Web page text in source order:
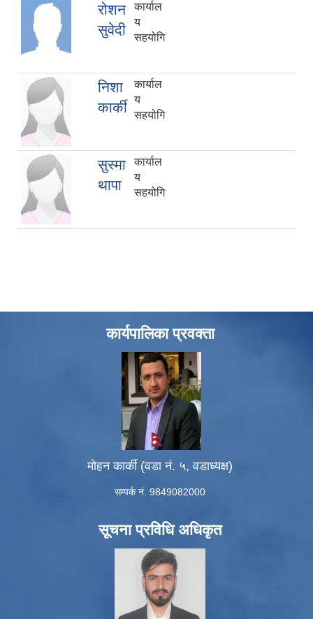
रोशन
सुवेदी
कार्याल
य
सहयोगि
निशा
कार्की
कार्याल
य
सहयोगि
सुस्मा
थापा
कार्याल
य
सहयोगि
कार्यपालिका प्रवक्ता
मोहन कार्की (वडा नं. ५, वडाध्यक्ष)
सम्पर्क नं. 9849082000
सूचना प्रविधि अधिकृत